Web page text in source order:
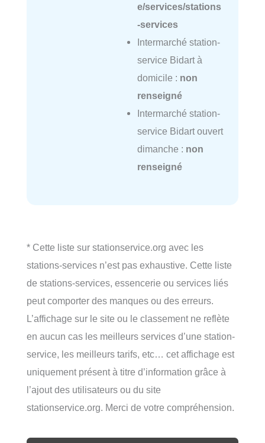
e/services/stations
-services
Intermarché station-
service Bidart à
domicile : non
renseigné
Intermarché station-
service Bidart ouvert
dimanche : non
renseigné
* Cette liste sur stationservice.org avec les
stations-services n’est pas exhaustive. Cette liste
de stations-services, essencerie ou services liés
peut comporter des manques ou des erreurs.
L’affichage sur le site ou le classement ne reflète
en aucun cas les meilleurs services d’une station-
service, les meilleurs tarifs, etc… cet affichage est
uniquement présent à titre d’information grâce à
l’ajout des utilisateurs ou du site
stationservice.org. Merci de votre compréhension.